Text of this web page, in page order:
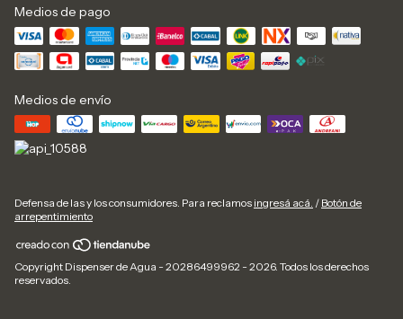
Medios de pago
Medios de envío
Defensa de las y los consumidores. Para reclamos ingresá acá. / Botón de
arrepentimiento
Copyright Dispenser de Agua - 20286499962 - 2026. Todos los derechos
reservados.